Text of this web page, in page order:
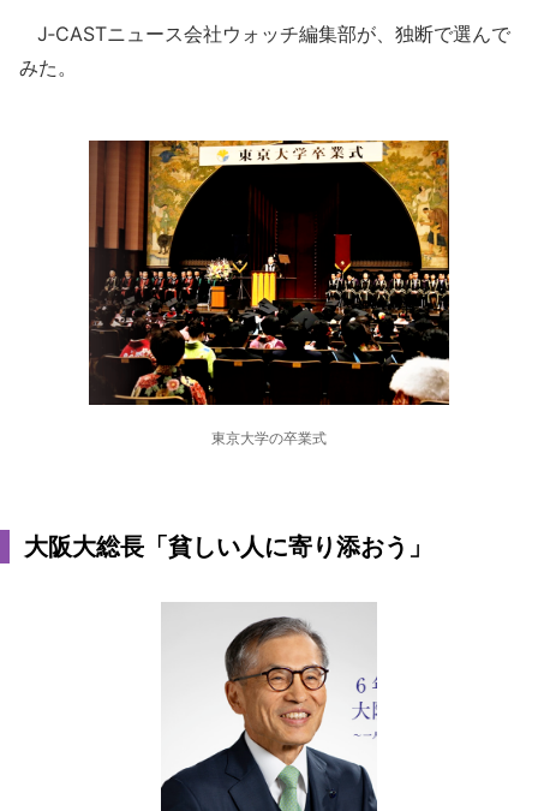
J‐CASTニュース会社ウォッチ編集部が、独断で選んで
みた。
東京大学の卒業式
大阪大総長「貧しい人に寄り添おう」